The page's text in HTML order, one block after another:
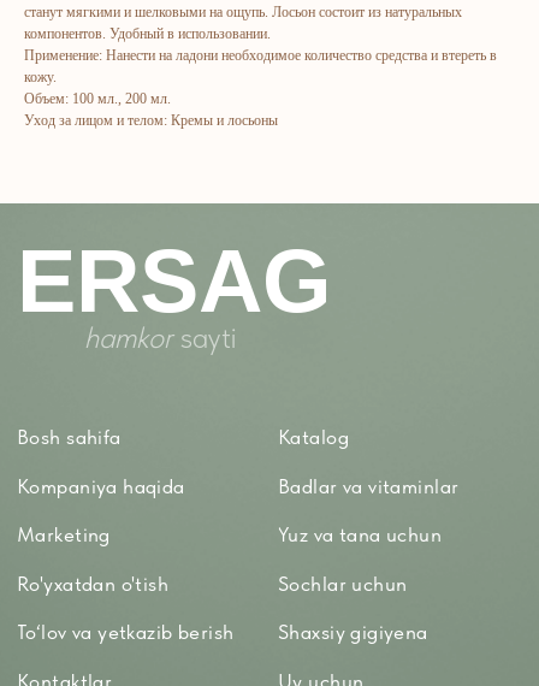
станут мягкими и шелковыми на ощупь. Лосьон состоит из натуральных
компонентов. Удобный в использовании.
Применение: Нанести на ладони необходимое количество средства и втереть в
кожу.
Объем: 100 мл., 200 мл.
Уход за лицом и телом: Кремы и лосьоны
Bosh sahifa
Kompaniya haqida
Marketing
Maxfiylik siyosati
Katalog
Yuz va tana uchun
Kosmetika
Parfyumeriya
To'qimachilik
Bolalar uchun
Ommaviy oferta
WHATSAPP
YANGILIKLAR
TELEGRAM
ersagmedia@yandex.ru